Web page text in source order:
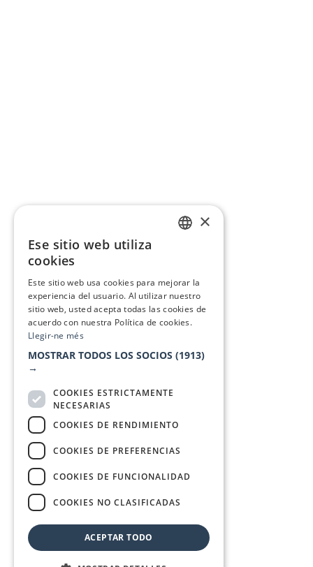
×
Ese sitio web utiliza
cookies
Este sitio web usa cookies para mejorar la
experiencia del usuario. Al utilizar nuestro
sitio web, usted acepta todas las cookies de
acuerdo con nuestra Política de cookies.
Llegir-ne més
MOSTRAR TODOS LOS SOCIOS (1913)
→
COOKIES ESTRICTAMENTE
NECESARIAS
COOKIES DE RENDIMIENTO
COOKIES DE PREFERENCIAS
COOKIES DE FUNCIONALIDAD
COOKIES NO CLASIFICADAS
ACEPTAR TODO